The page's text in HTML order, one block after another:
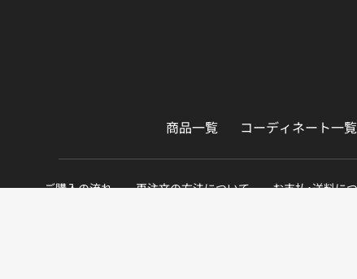
商品一覧 コーディネート一覧
ご購入の流れ 再注文の方法について お支払・送料に